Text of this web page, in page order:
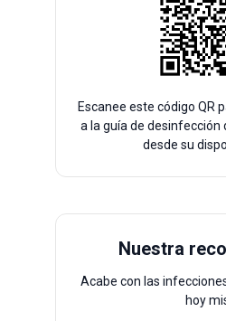
Escanee este código QR
a la guía de
desde su
Nuestra
Acabe con las
hoy